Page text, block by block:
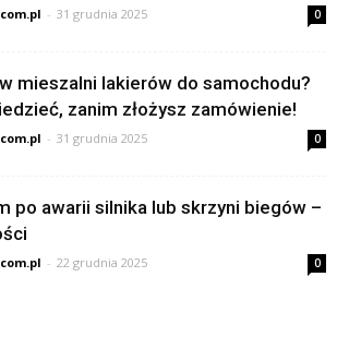
- 31 grudnia 2025 0
mieszalni lakierów do samochodu?
zanim złożysz zamówienie!
- 31 grudnia 2025 0
po awarii silnika lub skrzyni biegów –
- 22 grudnia 2025 0